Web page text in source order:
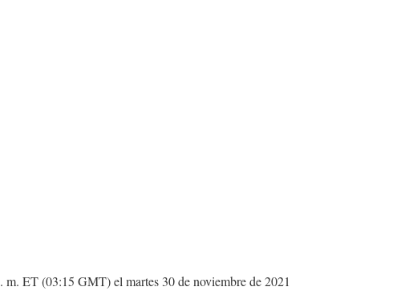
m. ET (03:15 GMT) el martes 30 de noviembre de 2021